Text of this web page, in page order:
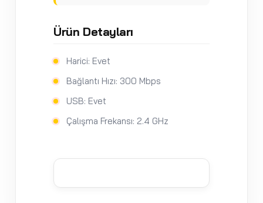
Ürün Detayları
Harici: Evet
Bağlantı Hızı: 300 Mbps
USB: Evet
Çalışma Frekansı: 2.4 GHz